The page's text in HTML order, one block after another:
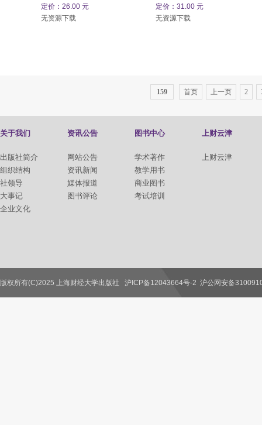
定价：26.00 元
无资源下载
定价：31.00 元
无资源下载
159 首页 上一页 2
关于我们
出版社简介
组织结构
社领导
大事记
企业文化
资讯公告
网站公告
资讯新闻
媒体报道
图书评论
图书中心
学术著作
教学用书
商业图书
考试培训
上财云津
上财云津
联系我们
版权所有(C)2025 上海财经大学出版社 沪ICP备12043664号-2 沪公网安备